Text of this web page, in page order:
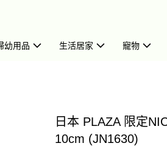
幼用品 生活居家 寵物
日本 PLAZA 限定
10cm (JN1630)